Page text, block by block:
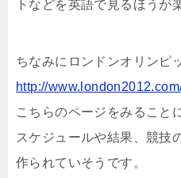
トなどを英語で見るほうが
ちなみにロンドンオリンピ
http://
こちらのページをみること
スケジュールや結果、競技
作られていそうです。